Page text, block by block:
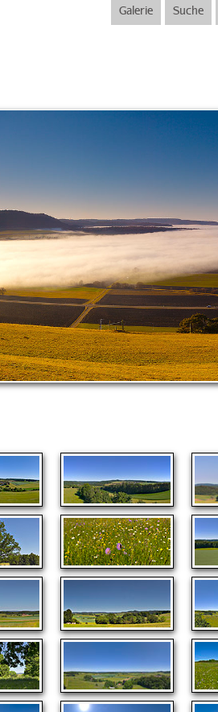
Galerie Suche